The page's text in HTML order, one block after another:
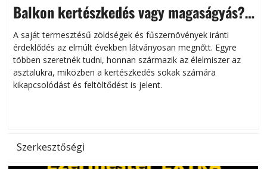
Balkon kertészkedés vagy magaságyás?
Helytakarékos kertészkedés
A saját termesztésű zöldségek és fűszernövények iránti
érdeklődés az elmúlt években látványosan megnőtt. Egyre
többen szeretnék tudni, honnan származik az élelmiszer az
asztalukra, miközben a kertészkedés sokak számára
kikapcsolódást és feltöltődést is jelent.
Szerkesztőségi